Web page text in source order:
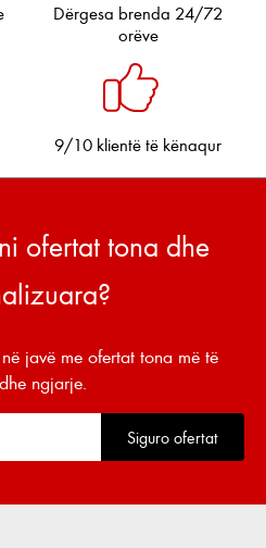
Dërgesa brenda 24/72
orëve
9/10 klientë të kënaqur
ofertat tona dhe
javë me ofertat tona më të
ngjarje.
Siguro ofertat